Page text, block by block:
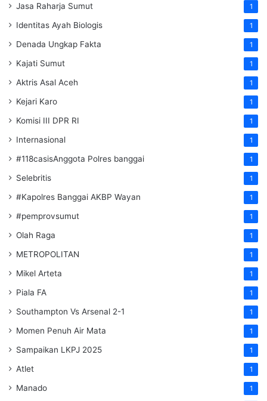
Jasa Raharja Sumut 1
Identitas Ayah Biologis 1
Denada Ungkap Fakta 1
Kajati Sumut 1
Aktris Asal Aceh 1
Kejari Karo 1
Komisi III DPR RI 1
Internasional 1
#118casisAnggota Polres banggai 1
Selebritis 1
#Kapolres Banggai AKBP Wayan 1
#pemprovsumut 1
Olah Raga 1
METROPOLITAN 1
Mikel Arteta 1
Piala FA 1
Southampton Vs Arsenal 2-1 1
Momen Penuh Air Mata 1
Sampaikan LKPJ 2025 1
Atlet 1
Manado 1